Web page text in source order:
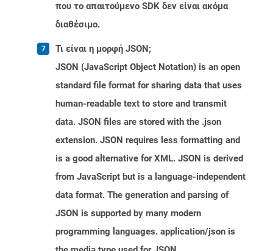
που το απαιτούμενο SDK δεν είναι ακόμα
διαθέσιμο.
Τι είναι η μορφή JSON;
JSON (JavaScript Object Notation) is an open
standard file format for sharing data that uses
human-readable text to store and transmit
data. JSON files are stored with the .json
extension. JSON requires less formatting and
is a good alternative for XML. JSON is derived
from JavaScript but is a language-independent
data format. The generation and parsing of
JSON is supported by many modern
programming languages. application/json is